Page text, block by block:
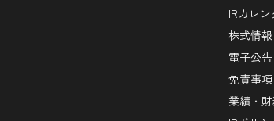
IRカレン
株式情報
電子公告
免責事項
業績・